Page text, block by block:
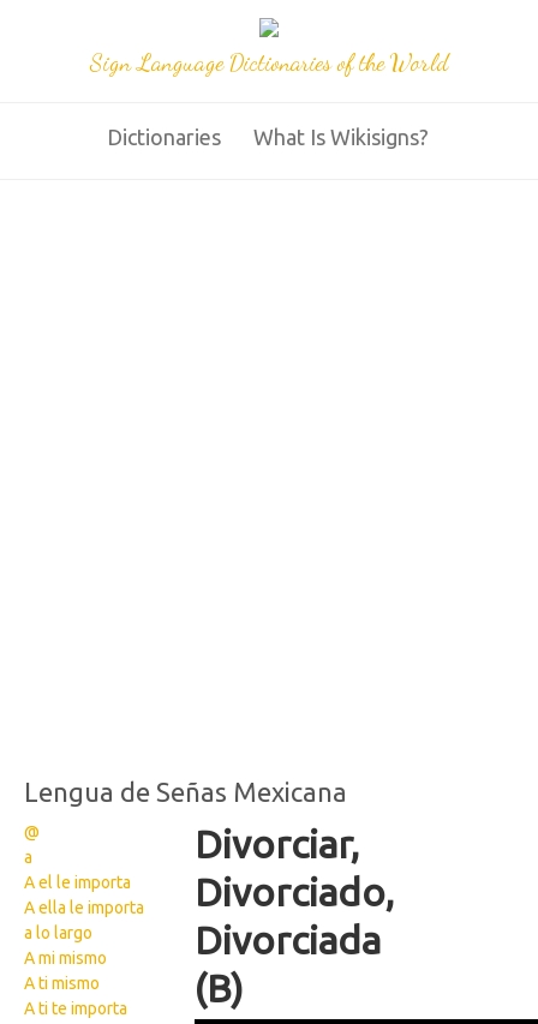
Sign Language Dictionaries of the World
Dictionaries What Is Wikisigns?
Lengua de Señas Mexicana
@
a
A el le importa
A ella le importa
a lo largo
A mi mismo
A ti mismo
A ti te importa
Divorciar,
Divorciado,
Divorciada
(B)